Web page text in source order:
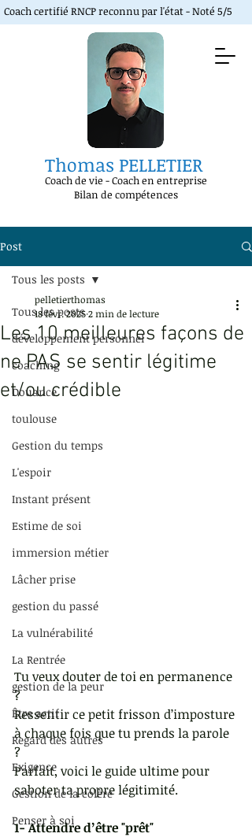
Thomas PELLETIER
Coach de vie -Coach en entreprise
Bilan de compétences
Coach certifié RNCP reconnu par l'état - Noté 5/5
Post
Tous les posts
développement personnel
coaching
Douance
toulouse
Gestion du temps
L'espoir
Instant présent
Estime de soi
immersion métier
Lâcher prise
gestion du passé
La vulnérabilité
La Rentrée
gestion de la peur
Être actif
Regard des autres
Exigence
Gestion de la colère
Penser à soi
Tous les posts
Les 10 meilleures façons de
ne PAS se sentir légitime
et/ou crédible
pelletierthomas
18 févr. 20252 min de lecture
Tu veux douter de toi en permanence
?
Ressentir ce petit frisson d’imposture
à chaque fois que tu prends la parole
?
Parfait, voici le guide ultime pour
saboter ta propre légitimité.
1- Attendre d’être "prêt"